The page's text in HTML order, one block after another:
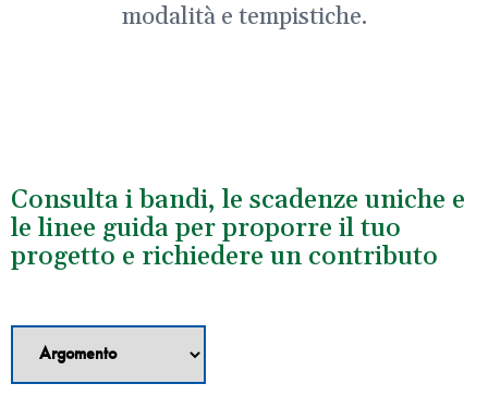
modalità e tempistiche.
Consulta i bandi, le scadenze uniche e
le linee guida per proporre il tuo
progetto e richiedere un contributo